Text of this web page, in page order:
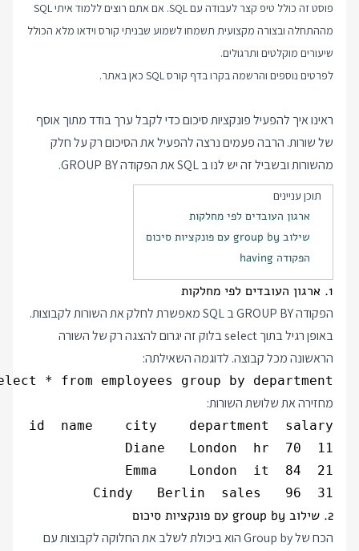
פוסט זה כולל טיפ קצר לעבודה עם SQL. אם אתם רוצים ללמוד איתי SQL
מההתחלה ובצורה מקצועית תשמחו לשמוע שבניתי קורס וידאו מלא הכולל
שיעורים מוקלטים ותרגולים.
לפרטים נוספים והרשמה בקרו בדף קורס SQL כאן באתר.
ראינו איך להפעיל פונקציות סיכום כדי לקבל ערך בודד מתוך אוסף
של שורות. הרבה פעמים נרצה להפעיל את הסיכום רק על חלק
מהשורות ובשביל זה יש לנו ב SQL את הפקודה GROUP BY.
תוכן עניינים
ארגון העובדים לפי מחלקות
שילוב group by עם פונקציות סיכום
הפקודה having
1. ארגון העובדים לפי מחלקות
הפקודה GROUP BY ב SQL מאפשרת לחלק את השורות לקבוצות.
באופן רגיל בתוך select בלוק זה יגרום להצגה רק של השורה
הראשונה מכל קבוצה. לדוגמה השאילתה:
* from employees group by department;
מחזירה את שלושת השורות:
31  Cindy   Berlin  sales   96
2. שילוב group by עם פונקציות סיכום
הכח של Group by הוא ביכולת לשלב את החלוקה לקבוצות עם